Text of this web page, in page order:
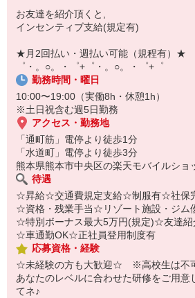
上場/優良/大手企業など
【スマホ面接実施中】
￣￣￣￣￣￣￣￣￣
自宅に居ながらスマホでカンタン面接OK
オンライン面談なのでスピード対応。
お友達を紹介頂くと,
インセンティブ支給(規定有)
★月2回払い・週払い可能（規程有）★
゜・。○。・゜+゜・。○。・゜+゜
勤務時間・曜日
10:00〜19:00（実働8h・休憩1h）
※土日祝含む週5日勤務
アクセス・勤務地
「通町筋」電停より徒歩1分
「水道町」電停より徒歩3分
熊本県熊本市中央区の楽天モバイルショ
待遇
☆昇給☆交通費規定支給☆制服有☆社保
☆資格・残業手当☆リゾート施設・ジム
☆特別ボーナス最大5万円(規定)☆友達紹
☆車通勤OK☆正社員登用制度有
応募資格・経験
☆未経験の方も大歓迎☆ ※高校生は不
あなたのレベルに合わせた研修をご用意
てネ♪